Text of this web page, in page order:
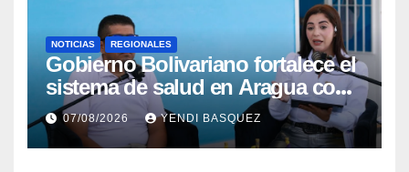
NOTICIAS REGIONALES
Gobierno Bolivariano fortalece el
sistema de salud en Aragua con
la reinauguración del CDI La
Mora
07/08/2026 YENDI BASQUEZ